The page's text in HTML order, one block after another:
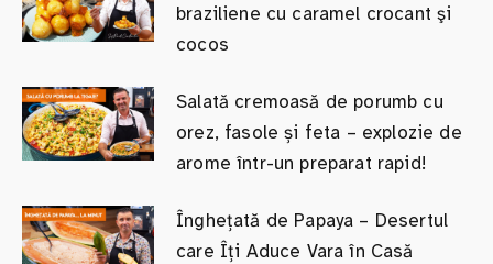
braziliene cu caramel crocant şi
cocos
Salată cremoasă de porumb cu
orez, fasole și feta – explozie de
arome într-un preparat rapid!
Înghețată de Papaya – Desertul
care Îți Aduce Vara în Casă